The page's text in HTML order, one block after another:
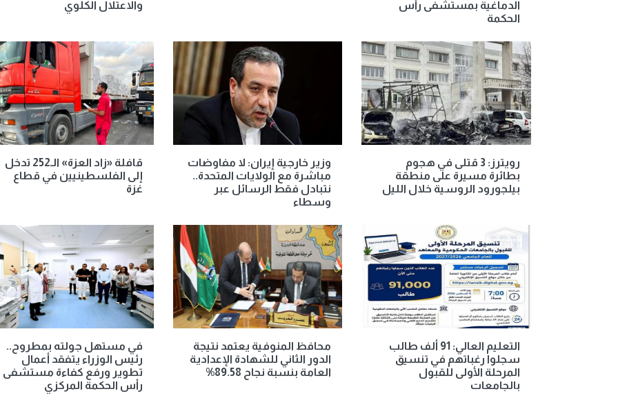
الدماغية بمستشفى رأس
الحكمة
والاعتلال الكلوي
رويترز: 3 قتلى في هجوم
بطائرة مسيرة على منطقة
بيلجورود الروسية خلال الليل
وزير خارجية إيران: لا مفاوضات
مباشرة مع الولايات المتحدة..
نتبادل فقط الرسائل عبر
وسطاء
قافلة «زاد العزة» الـ252 تدخل
إلى الفلسطينيين في قطاع
غزة
التعليم العالي: 91 ألف طالب
سجلوا رغباتهم في تنسيق
المرحلة الأولى للقبول
بالجامعات
محافظ المنوفية يعتمد نتيجة
الدور الثاني للشهادة الإعدادية
العامة بنسبة نجاح 89.58%
في مستهل جولته بمطروح..
رئيس الوزراء يتفقد أعمال
تطوير ورفع كفاءة مستشفى
رأس الحكمة المركزي